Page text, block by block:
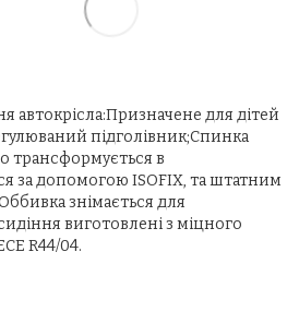
автокрісла:Призначене для дітей
підголівник;Спинка
трансформується в
за допомогою ISOFIX, та штатним
знімається для
виготовлені з міцного
R44/04.